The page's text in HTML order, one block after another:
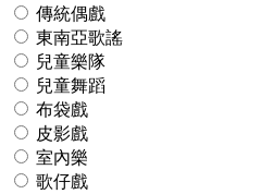
傳統偶戲
東南亞歌謠
兒童樂隊
兒童舞蹈
布袋戲
皮影戲
室內樂
歌仔戲